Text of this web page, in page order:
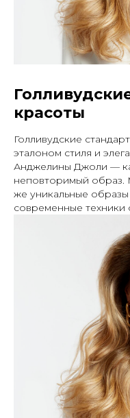
красоты
Голливудские
эталоном стиля и
Анджелины Джоли —
неповторимый образ.
же уникальные образы
современные техники